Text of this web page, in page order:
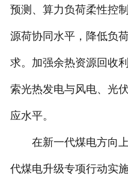
预测、算力负荷柔性控
源荷协同水平，降低负
求。加强余热资源回收
索光热发电与风电、光
应水平。
在新一代煤电方向上
代煤电升级专项行动实